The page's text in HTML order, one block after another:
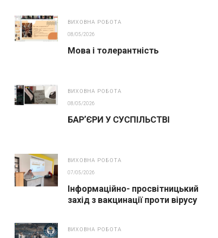
ВИХОВНА РОБОТА
08/05/2026
Мова і толерантність
ВИХОВНА РОБОТА
08/05/2026
БАР’ЄРИ У СУСПІЛЬСТВІ
ВИХОВНА РОБОТА
07/05/2026
Інформаційно- просвітницький
захід з вакцинації проти вірусу
ВИХОВНА РОБОТА